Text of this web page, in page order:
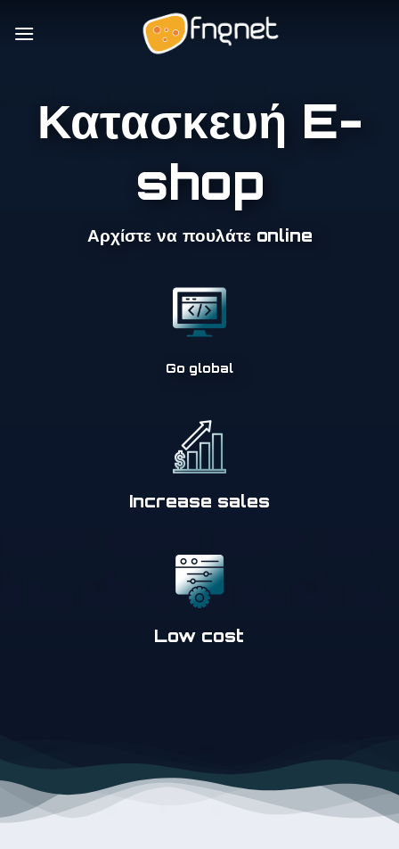
Κατασκευή E-
shop
Αρχίστε να πουλάτε online
Go global
Increase sales
Low cost